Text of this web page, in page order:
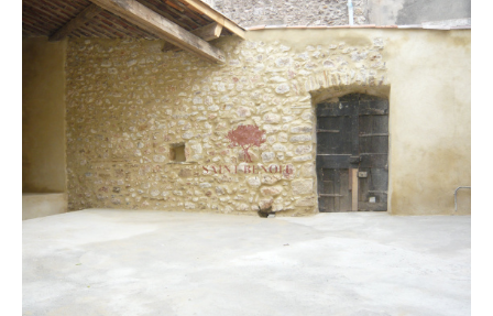
Type
de
bien
Type de bien
Ville
Budget
Budget
Surface
Surface